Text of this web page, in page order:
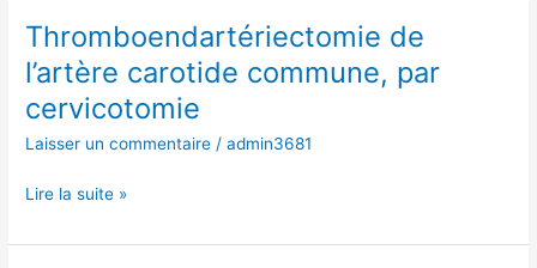
Thromboendartériectomie de
l’artère carotide commune, par
cervicotomie
Laisser un commentaire /admin3681
Thromboendartériectomie
de
l’artère
carotide
commune,
cervicotomie
Lire la suite »